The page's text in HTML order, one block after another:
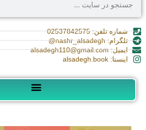
شماره تلفن: 02537842575
تلگرام: nashr_alsadegh@
ایمیل: alsadegh110@gmail.com
اینستا: alsadegh.book